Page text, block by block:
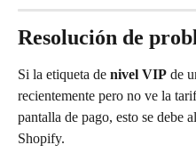
Resolución de
Si la etiqueta de nivel VIP de
recientemente pero no ve la
pantalla de pago, esto se debe
Shopify.